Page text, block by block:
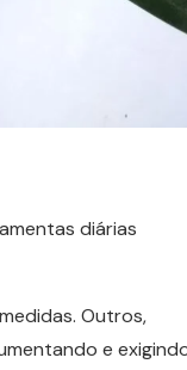
diárias
Outros,
e